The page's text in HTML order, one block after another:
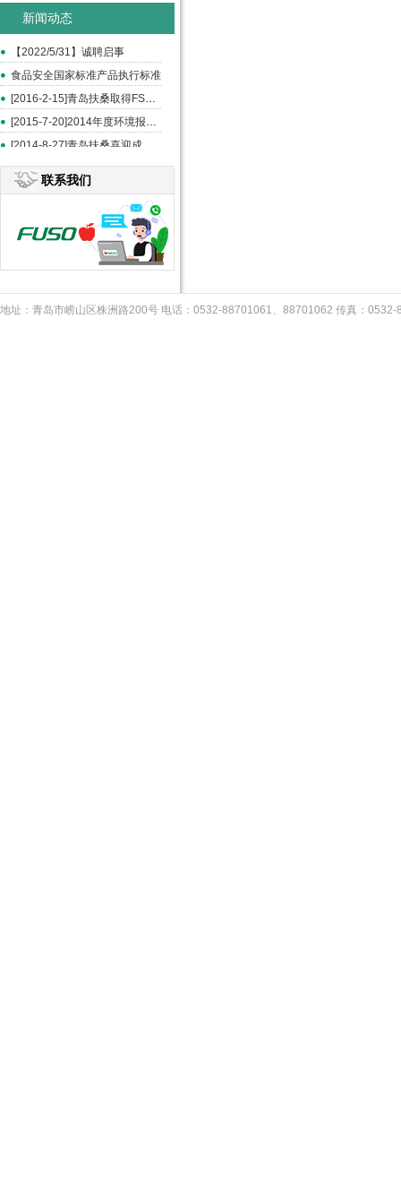
新闻动态
【2022/5/31】诚聘启事
食品安全国家标准产品执行标准
[2016-2-15]青岛扶桑取得FSSC和ISO22000认证
[2015-7-20]2014年度环境报告书
联系我们
地址：青岛市崂山区株洲路200号 电话：0532-88701061、88701062 传真：